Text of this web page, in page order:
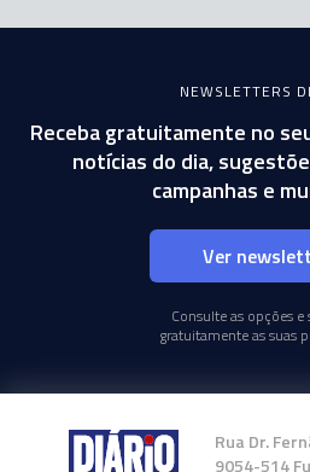
NEWSLETTERS
Receba gratuitamente no
notícias do dia,
campanhas e
Ver
Consulte as opções e
gratuitamente as suas
Rua Dr.
9054-514